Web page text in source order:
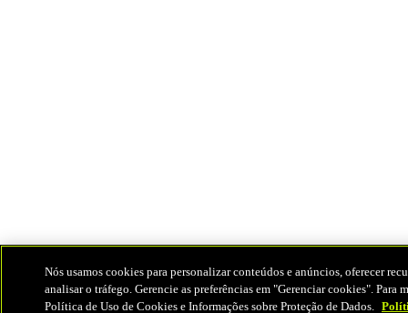
Nós usamos cookies para personalizar conteúdos e anúncios, oferecer
analisar o tráfego. Gerencie as preferências em "Gerenciar cookies". Para
Política de Uso de Cookies e Informações sobre Proteção de Dados.